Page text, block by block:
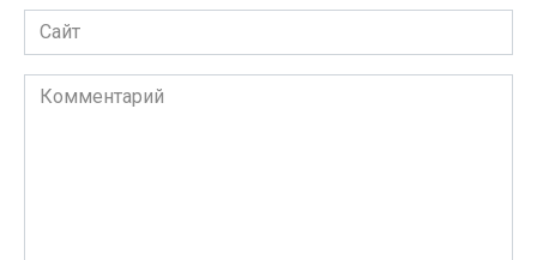
Сайт
Комментарий